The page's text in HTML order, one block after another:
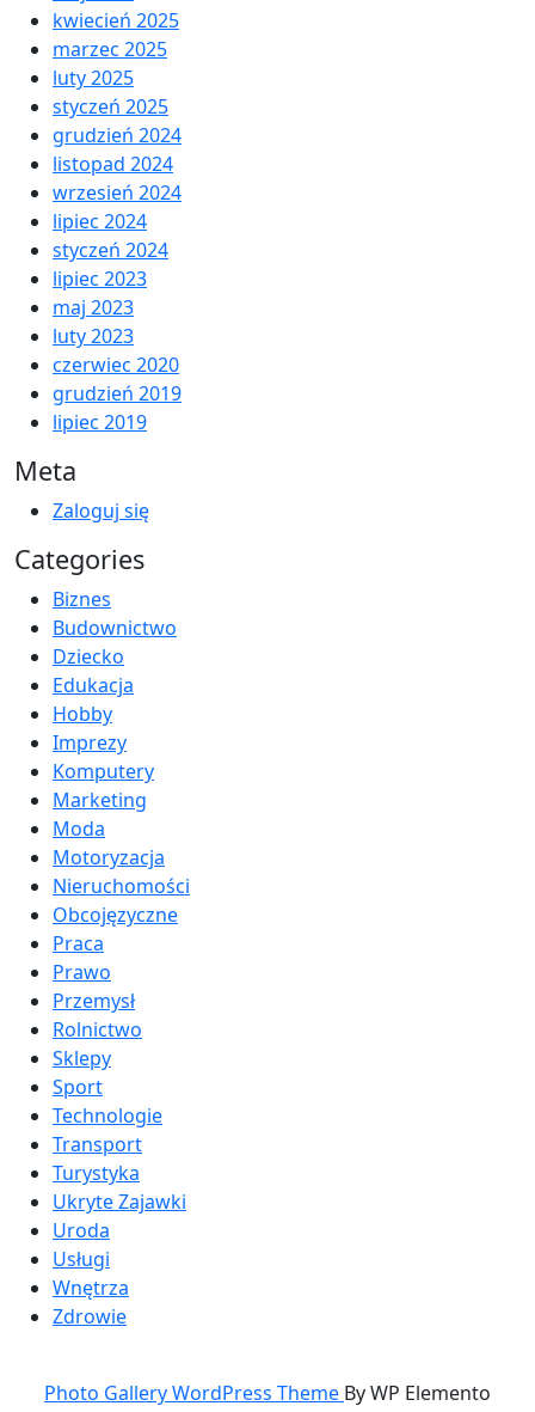
kwiecień 2025
marzec 2025
luty 2025
styczeń 2025
grudzień 2024
listopad 2024
wrzesień 2024
lipiec 2024
styczeń 2024
lipiec 2023
maj 2023
luty 2023
czerwiec 2020
grudzień 2019
lipiec 2019
Meta
Zaloguj się
Categories
Biznes
Budownictwo
Dziecko
Edukacja
Hobby
Imprezy
Komputery
Marketing
Moda
Motoryzacja
Nieruchomości
Obcojęzyczne
Praca
Prawo
Przemysł
Rolnictwo
Sklepy
Sport
Technologie
Transport
Turystyka
Ukryte Zajawki
Uroda
Usługi
Wnętrza
Zdrowie
Photo Gallery WordPress Theme By WP Elemento